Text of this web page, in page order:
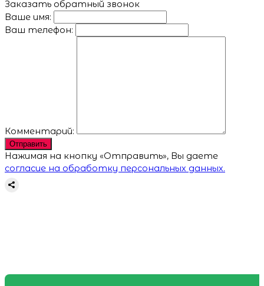
Заказать обратный звонок
Ваше имя:
Ваш телефон:
Комментарий:
Отправить
Нажимая на кнопку «Отправить», Вы даете
согласие на обработку персональных данных.